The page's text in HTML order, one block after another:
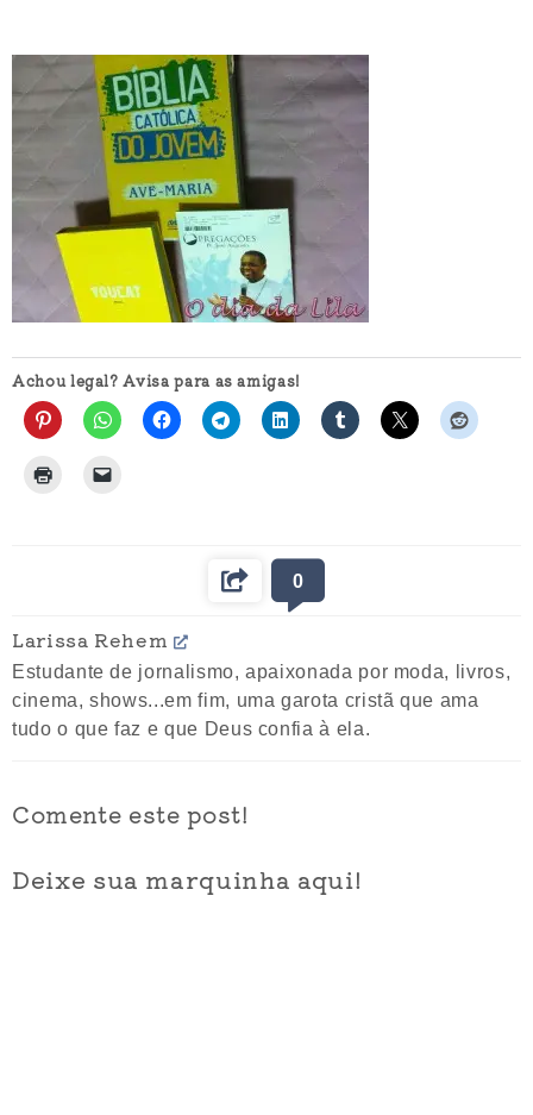
Achou legal? Avisa para as amigas!
0
Larissa Rehem
Estudante de jornalismo, apaixonada por moda, livros,
cinema, shows...em fim, uma garota cristã que ama
tudo o que faz e que Deus confia à ela.
Comente este post!
Deixe sua marquinha aqui!